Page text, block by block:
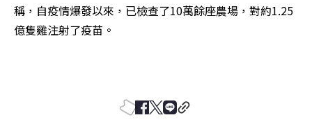
稱，自疫情爆發以來，已檢查了10萬餘座農場，對約1.25
億隻雞注射了疫苗。